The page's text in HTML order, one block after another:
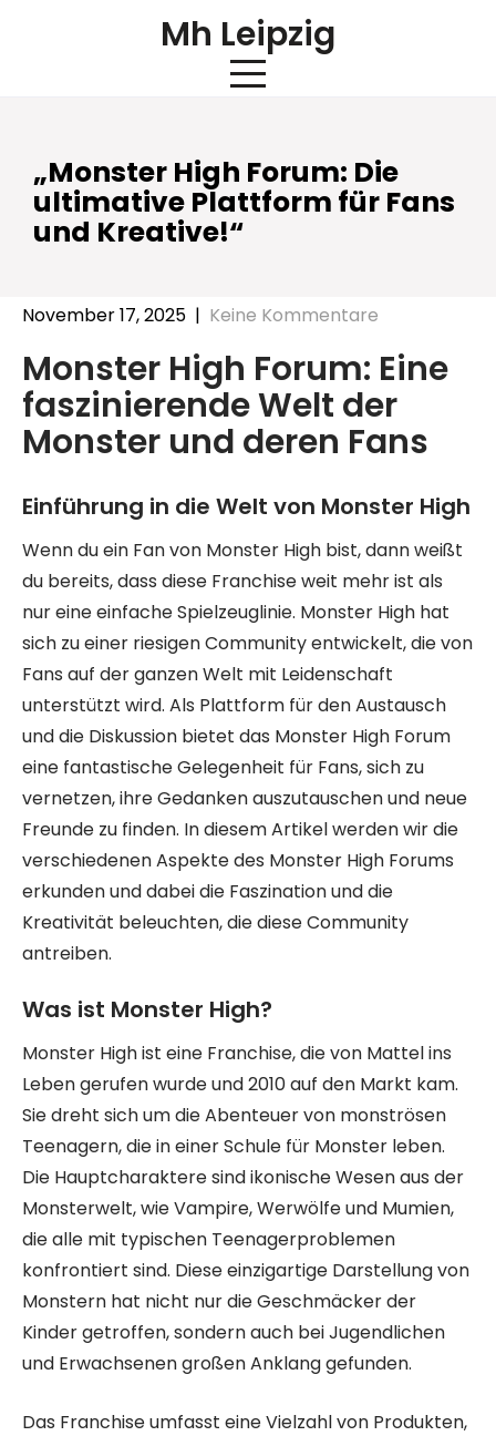
Mh Leipzig
„Monster High Forum: Die
ultimative Plattform für Fans
und Kreative!“
November 17, 2025 | Keine Kommentare
Monster High Forum: Eine
faszinierende Welt der
Monster und deren Fans
Einführung in die Welt von Monster High
Wenn du ein Fan von Monster High bist, dann weißt
du bereits, dass diese Franchise weit mehr ist als
nur eine einfache Spielzeuglinie. Monster High hat
sich zu einer riesigen Community entwickelt, die von
Fans auf der ganzen Welt mit Leidenschaft
unterstützt wird. Als Plattform für den Austausch
und die Diskussion bietet das Monster High Forum
eine fantastische Gelegenheit für Fans, sich zu
vernetzen, ihre Gedanken auszutauschen und neue
Freunde zu finden. In diesem Artikel werden wir die
verschiedenen Aspekte des Monster High Forums
erkunden und dabei die Faszination und die
Kreativität beleuchten, die diese Community
antreiben.
Was ist Monster High?
Monster High ist eine Franchise, die von Mattel ins
Leben gerufen wurde und 2010 auf den Markt kam.
Sie dreht sich um die Abenteuer von monströsen
Teenagern, die in einer Schule für Monster leben.
Die Hauptcharaktere sind ikonische Wesen aus der
Monsterwelt, wie Vampire, Werwölfe und Mumien,
die alle mit typischen Teenagerproblemen
konfrontiert sind. Diese einzigartige Darstellung von
Monstern hat nicht nur die Geschmäcker der
Kinder getroffen, sondern auch bei Jugendlichen
und Erwachsenen großen Anklang gefunden.
Das Franchise umfasst eine Vielzahl von Produkten,